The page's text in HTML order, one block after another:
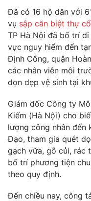
Câu chuyện quốc tế
Tài chính
Thị trường
Góc doanh nghiệp
Dữ liệu và đời sống
Truyền hình
Phim VTV
Nhân vật
Khán giả
Giải sao mai
Giải trí
Điện ảnh
Âm nhạc
Sao
Đời sống
Du lịch
Làm đẹp
Chất lượng cuộc sống
Giáo dục
Tuyển sinh
Học trực tuyến
Công nghệ
Giao lưu trực tuyến
Đã có 16 hộ dân với
vụ sập căn biệt thự cổ
TP Hà Nội đã bố trí
vực nguy hiểm đến
Định Công, quận
các nhân viên môi
dọn dẹp vệ sinh tại
Giám đốc Công ty
Kiếm (Hà Nội) cho
lượng công nhân đến
Đạo, tham gia quét
gạch vữa, gỗ củi, rác
bố trí phương tiện
theo quy định.
Đến chiều nay, công